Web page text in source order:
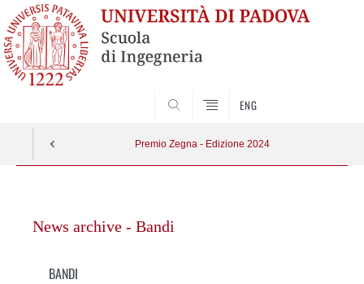
ENG
Premio Zegna - Edizione 2024
contenutoNews archive - Bandi
BANDI